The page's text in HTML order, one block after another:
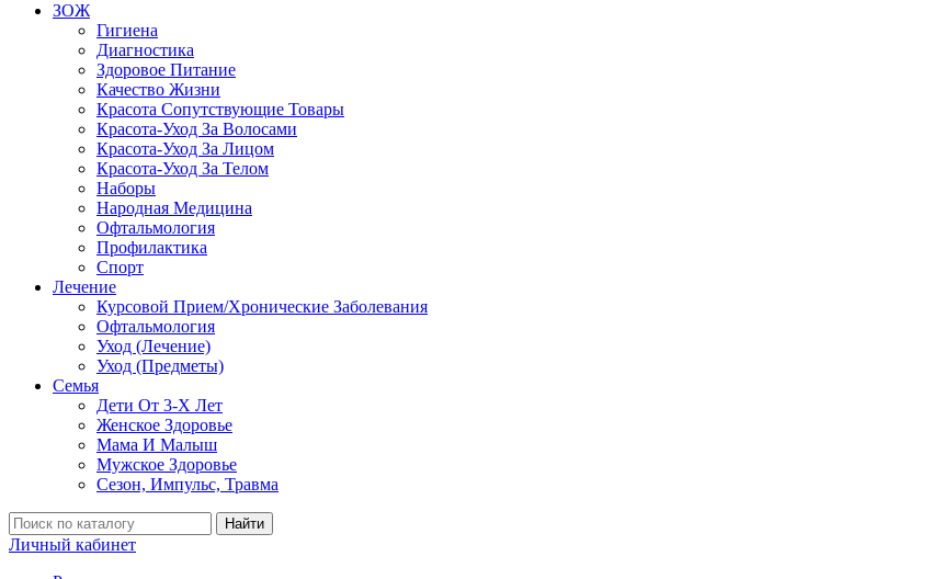
ЗОЖ
Гигиена
Диагностика
Здоровое Питание
Качество Жизни
Красота Сопутствующие Товары
Красота-Уход За Волосами
Красота-Уход За Лицом
Красота-Уход За Телом
Наборы
Народная Медицина
Офтальмология
Профилактика
Спорт
Лечение
Курсовой Прием/Хронические Заболевания
Офтальмология
Уход (Лечение)
Уход (Предметы)
Семья
Дети От 3-Х Лет
Женское Здоровье
Мама И Малыш
Мужское Здоровье
Сезон, Импульс, Травма
Найти
Личный кабинет